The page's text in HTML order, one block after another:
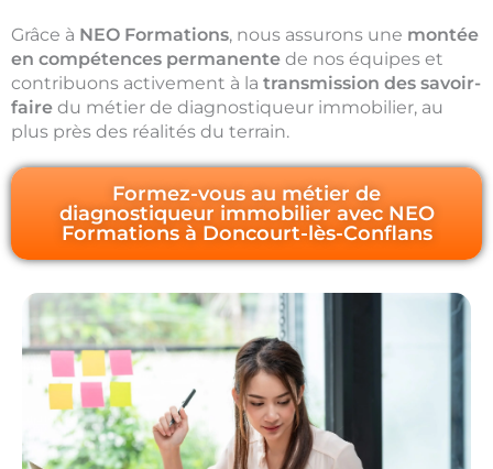
Grâce à NEO Formations, nous assurons une montée
en compétences permanente de nos équipes et
contribuons activement à la transmission des savoir-
faire du métier de diagnostiqueur immobilier, au
plus près des réalités du terrain.
Formez-vous au métier de
diagnostiqueur immobilier avec NEO
Formations à Doncourt-lès-Conflans